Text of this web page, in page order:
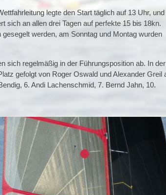
legte den Start täglich auf 13 Uhr, und
sich an allen drei Tagen auf perfekte 15 bis 18kn.
werden, am Sonntag und Montag wurden
sich regelmäßig in der Führungsposition ab. In der
gefolgt von Roger Oswald und Alexander Greil
6. Andi Lachenschmid, 7. Bernd Jahn, 10.